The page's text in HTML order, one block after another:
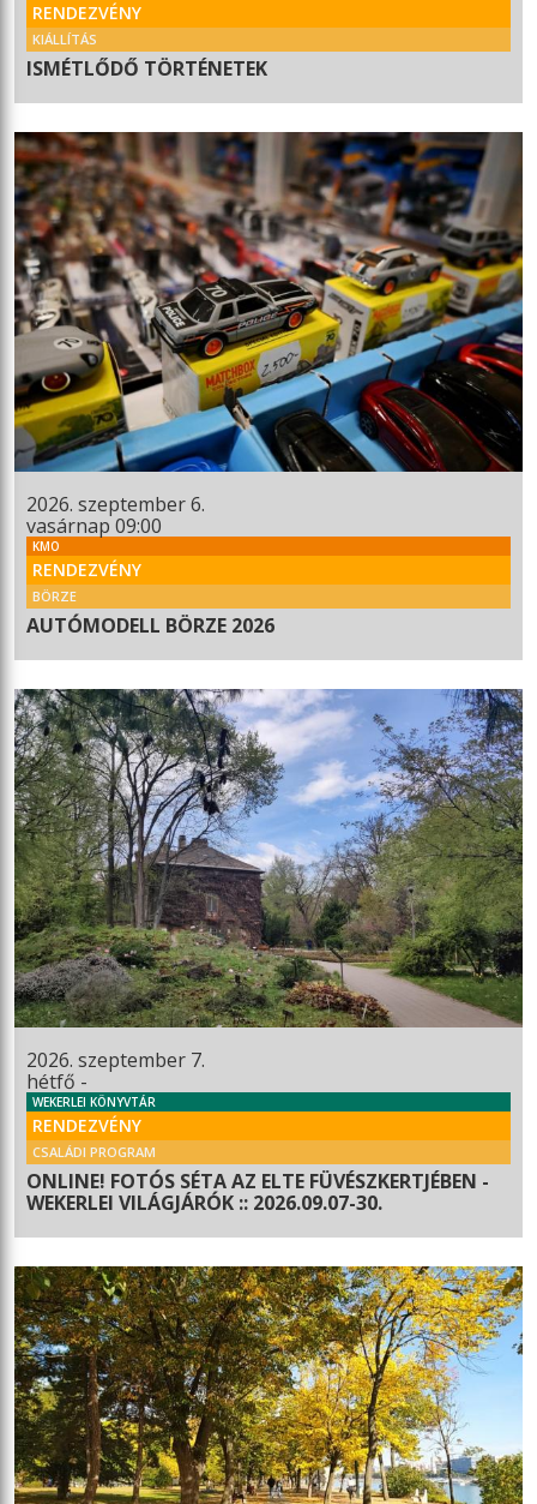
RENDEZVÉNY
KIÁLLÍTÁS
ISMÉTLŐDŐ TÖRTÉNETEK
2026. szeptember 6.
vasárnap 09:00
KMO
RENDEZVÉNY
BÖRZE
AUTÓMODELL BÖRZE 2026
2026. szeptember 7.
hétfő -
WEKERLEI KÖNYVTÁR
RENDEZVÉNY
CSALÁDI PROGRAM
ONLINE! FOTÓS SÉTA AZ ELTE FÜVÉSZKERTJÉBEN -
WEKERLEI VILÁGJÁRÓK :: 2026.09.07-30.